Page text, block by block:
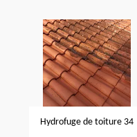
Hydrofuge de toiture 34